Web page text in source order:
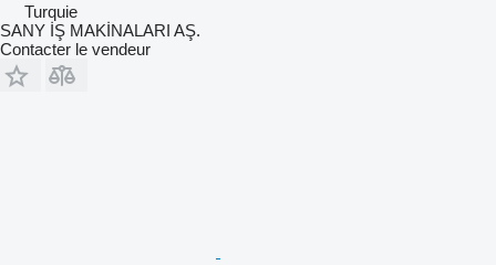
Turquie
SANY İŞ MAKİNALARI AŞ.
Contacter le vendeur